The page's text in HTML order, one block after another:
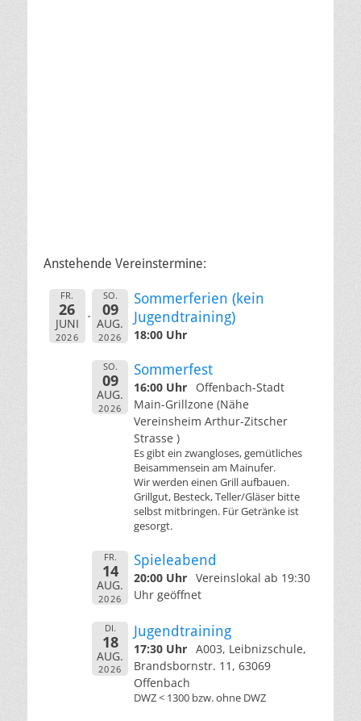
Anstehende Vereinstermine:
FR.
26
JUNI
2026
SO.
09
AUG.
2026
Sommerferien (kein
Jugendtraining)
18:00 Uhr
SO.
09
AUG.
2026
Sommerfest
16:00 Uhr
Offenbach-Stadt
Main-Grillzone (Nähe
Vereinsheim Arthur-Zitscher
Strasse )
Es gibt ein zwangloses, gemütliches
Beisammensein am Mainufer.
Wir werden einen Grill aufbauen.
Grillgut, Besteck, Teller/Gläser bitte
selbst mitbringen. Für Getränke ist
gesorgt.
FR.
14
AUG.
2026
Spieleabend
20:00 Uhr Vereinslokal ab 19:30
Uhr geöffnet
DI.
18
AUG.
2026
Jugendtraining
17:30 Uhr A003, Leibnizschule,
Brandsbornstr. 11, 63069
Offenbach
DWZ < 1300 bzw. ohne DWZ